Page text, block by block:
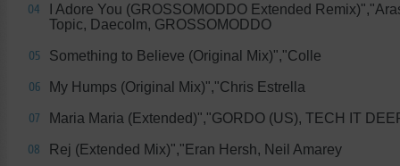
04
I Adore You (GROSSOMODDO Extended
Topic, Daecolm, GROSSOMODDO
05 Something to Believe (Original Mix)","Colle
06 My Humps (Original Mix)","Chris Estrella
07 Maria Maria (Extended)","GORDO (US), TECH IT
08 Rej (Extended Mix)","Eran Hersh, Neil Amarey